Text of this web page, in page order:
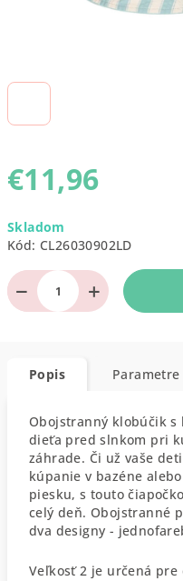
€11,96
cena:
Skladom
Kód: CL26030902LD
+
−
Popis Parametre
Obojstranný klobúčik s
dieťa pred slnkom pri
záhrade. Či už vaše
kúpanie v bazéne
piesku, s touto
celý deň. Obojstranné
dva designy -
Veľkosť 2 je určená